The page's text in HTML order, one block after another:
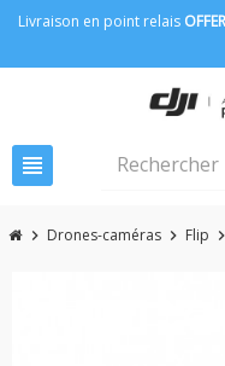
Livraison en point relais
view_headline
chevron_right Drones-caméras chevron_right Flip chevron_right